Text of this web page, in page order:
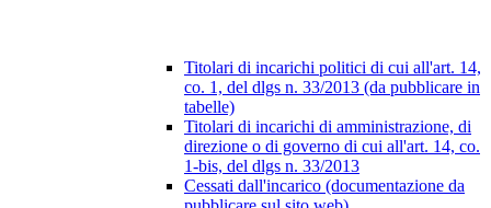
Titolari di incarichi politici di cui all'art. 14,
co. 1, del dlgs n. 33/2013 (da pubblicare in
tabelle)
Titolari di incarichi di amministrazione, di
direzione o di governo di cui all'art. 14, co.
1-bis, del dlgs n. 33/2013
Cessati dall'incarico (documentazione da